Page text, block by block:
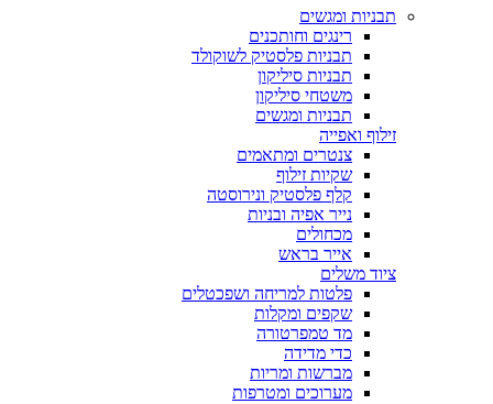
תבניות ומגשים
רינגים וחותכנים
תבניות פלסטיק לשוקולד
תבניות סיליקון
משטחי סיליקון
תבניות ומגשים
זילוף ואפייה
צנטרים ומתאמים
שקיות זילוף
קלף פלסטיק ונירוסטה
נייר אפיה ובניות
מכחולים
אייר בראש
ציוד משלים
פלטות למריחה ושפכטלים
שקפים ומקלות
מד טמפרטורה
כדי מדידה
מברשות ומריות
מערוכים ומטרפות